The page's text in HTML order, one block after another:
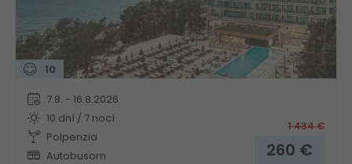
10
7.8. - 16.8.2026
10 dní / 7 nocí
Polpenzia
Autobusom
1 434€
260 €